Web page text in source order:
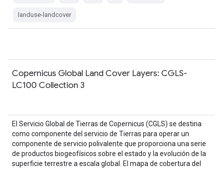
landuse-landcover
Copernicus Global Land Cover Layers: CGLS-
LC100 Collection 3
El Servicio Global de Tierras de Copernicus (CGLS) se destina
como componente del servicio de Tierras para operar un
componente de servicio polivalente que proporciona una serie
de productos biogeofísicos sobre el estado y la evolución de la
superficie terrestre a escala global. El mapa de cobertura del